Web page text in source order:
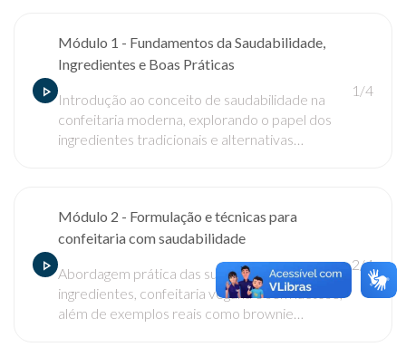
Módulo 1 - Fundamentos da Saudabilidade,
Ingredientes e Boas Práticas
Introdução ao conceito de saudabilidade na
confeitaria moderna, explorando o papel dos
ingredientes tradicionais e alternativas
1/4
Módulo 2 - Formulação e técnicas para
confeitaria com saudabilidade
Abordagem prática das substituições de
ingredientes, confeitaria vegana e sem lactose,
além de exemplos reais como brownie
2/4